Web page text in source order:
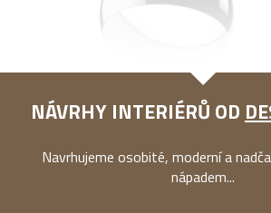
NÁVRHY INTERIÉRŮ OD
Navrhujeme osobité, moderní a
nápadem...